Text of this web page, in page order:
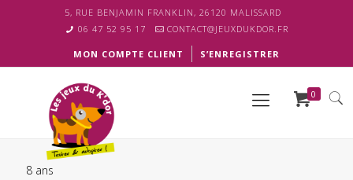
5, RUE BENJAMIN FRANKLIN, 26120 MALISSARD
06 47 52 95 17
CONTACT@JEUXDUKDOR.FR
MON COMPTE CLIENT S’ENREGISTRER
0
8 ans